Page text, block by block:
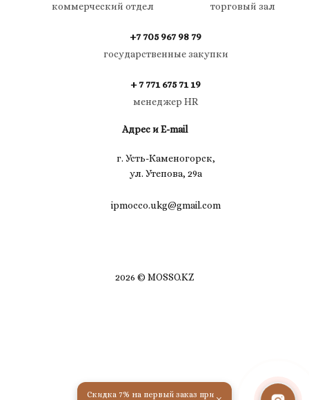
Скидка 7% на первый заказ при
коммерческий отдел торговый зал
+7 705 967 98 79
государственные закупки
+ 7 771 675 71 19
менеджер HR
Адрес и E-mail
г. Усть-Каменогорск,
ул. Утепова, 29а
ipmocco.ukg@gmail.com
2026 © MOSSO.KZ